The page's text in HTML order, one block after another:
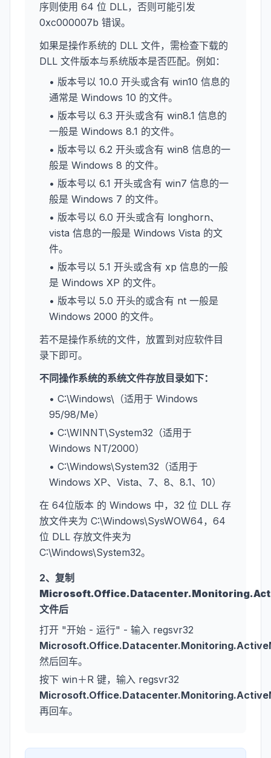
序则使用 64 位 DLL，否则可能引发
0xc000007b 错误。
如果是操作系统的 DLL 文件，需检查下载的
DLL 文件版本与系统版本是否匹配。例如：
• 版本号以 10.0 开头或含有 win10 信息的
通常是 Windows 10 的文件。
• 版本号以 6.3 开头或含有 win8.1 信息的
一般是 Windows 8.1 的文件。
• 版本号以 6.2 开头或含有 win8 信息的一
般是 Windows 8 的文件。
• 版本号以 6.1 开头或含有 win7 信息的一
般是 Windows 7 的文件。
• 版本号以 6.0 开头或含有 longhorn、
vista 信息的一般是 Windows Vista 的文
件。
• 版本号以 5.1 开头或含有 xp 信息的一般
是 Windows XP 的文件。
• 版本号以 5.0 开头的或含有 nt 一般是
Windows 2000 的文件。
若不是操作系统的文件，放置到对应软件目
录下即可。
不同操作系统的系统文件存放目录如下：
• C:\Windows\（适用于 Windows
95/98/Me）
• C:\WINNT\System32（适用于
Windows NT/2000）
• C:\Windows\System32（适用于
Windows XP、Vista、7、8、8.1、10）
在 64位版本 的 Windows 中，32 位 DLL 存
放文件夹为 C:\Windows\SysWOW64，64
位 DLL 存放文件夹为
C:\Windows\System32。
2、复制
文件后
打开 "开始 - 运行" - 输入 regsvr32
然后回车。
按下 win＋R 键，输入 regsvr32
再回车。